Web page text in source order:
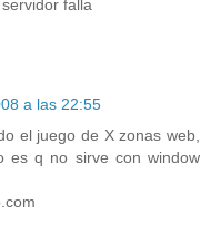
falla
a las 22:55
el juego de X zonas web,
es q no sirve con window